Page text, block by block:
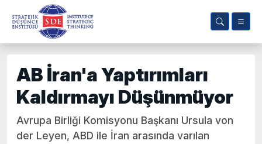
AB İran'a Yaptırımları
Kaldırmayı Düşünmüyor
Avrupa Birliği Komisyonu Başkanı Ursula von
der Leyen, ABD ile İran arasında varılan